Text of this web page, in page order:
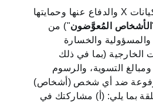
أنت توافق على تعويض كيانات X والدفاع عنها وحمايتها
الأشخاص المُعوَّضون") من
والخسارة
الخارجية (بما في ذلك
التسوية، والرسوم
المرفوعة ضد أي شخص (أشخاص)
بما يلي: (أ) مشاركتك في